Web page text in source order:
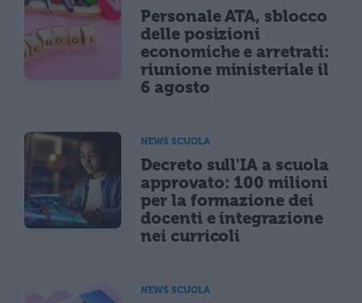
Personale ATA, sblocco
delle posizioni
economiche e arretrati:
riunione ministeriale il
6 agosto
NEWS SCUOLA
Decreto sull'IA a scuola
approvato: 100 milioni
per la formazione dei
docenti e integrazione
nei curricoli
NEWS SCUOLA